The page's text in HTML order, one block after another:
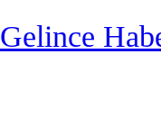
Gelince